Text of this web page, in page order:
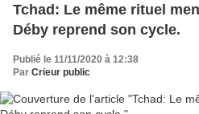
Tchad: Le même rituel
Déby reprend son cycle.
Publié le 11/11/2020 à 12:38
Par Crieur public